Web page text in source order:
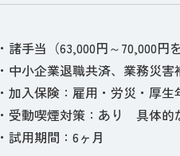
・諸手当（63,000円～70,000円
・中小企業退職共済、業務災
・加入保険：雇用・労災・厚
・受動喫煙対策：あり 具体的
・試用期間：6ヶ月